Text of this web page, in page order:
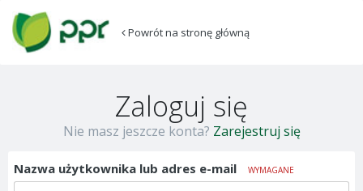
Powrót na stronę główną
Zaloguj się
Nie masz jeszcze konta? Zarejestruj się
Nazwa użytkownika lub adres e-mail WYMAGANE